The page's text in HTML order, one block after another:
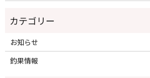
カテゴリー
お知らせ
釣果情報